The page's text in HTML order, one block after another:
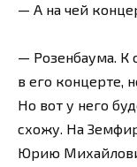
— А на чей
— Розенбаума. К
в его концерте,
Но вот у него
схожу. На
Юрию